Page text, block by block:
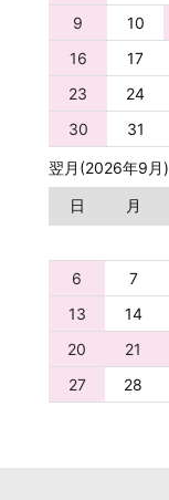
9
10
16
17
23
24
30
31
翌月(2026年9月)
日
月
6
7
13
14
20
21
27
28